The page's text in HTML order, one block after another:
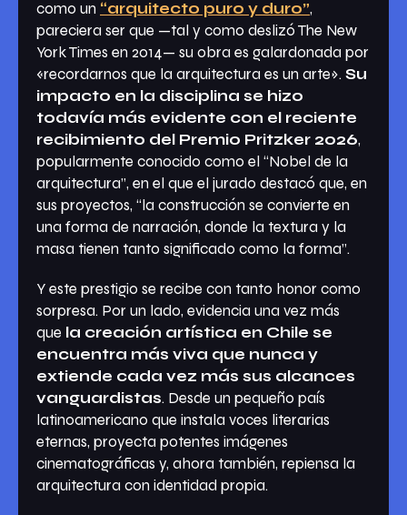
como un “arquitecto puro y duro”,
pareciera ser que —tal y como deslizó The New
York Times en 2014— su obra es galardonada por
«recordarnos que la arquitectura es un arte». Su
impacto en la disciplina se hizo
todavía más evidente con el reciente
recibimiento del Premio Pritzker 2026,
popularmente conocido como el “Nobel de la
arquitectura”, en el que el jurado destacó que, en
sus proyectos, “la construcción se convierte en
una forma de narración, donde la textura y la
masa tienen tanto significado como la forma”.
Y este prestigio se recibe con tanto honor como
sorpresa. Por un lado, evidencia una vez más
que la creación artística en Chile se
encuentra más viva que nunca y
extiende cada vez más sus alcances
vanguardistas. Desde un pequeño país
latinoamericano que instala voces literarias
eternas, proyecta potentes imágenes
cinematográficas y, ahora también, repiensa la
arquitectura con identidad propia.